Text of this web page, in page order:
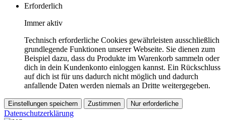
Erforderlich
Immer aktiv
Technisch erforderliche Cookies gewährleisten ausschließlich
grundlegende Funktionen unserer Webseite. Sie dienen zum
Beispiel dazu, dass du Produkte im Warenkorb sammeln oder
dich in dein Kundenkonto einloggen kannst. Ein Rückschluss
auf dich ist für uns dadurch nicht möglich und dadurch
anfallende Daten werden niemals an Dritte weitergegeben.
Einstellungen speichern Zustimmen Nur erforderliche
Datenschutzerklärung